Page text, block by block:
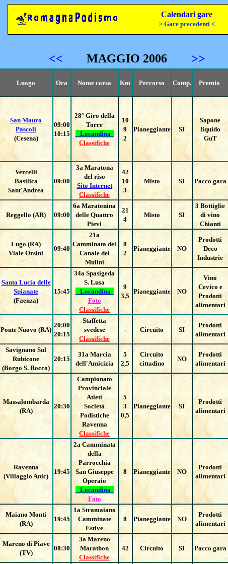
Calendari gare
> Gare precedenti <
<< MAGGIO 2006 >>
Luogo Ora Nome corsa Km Percorso Comp. Premio
San Mauro
Pascoli
(Cesena)
09:00
10:15
28° Giro della
Torre
Locandina
Classifiche
10
9
2
Pianeggiante SI
Sapone
liquido
GuT
Vercelli
Basilica
Sant'Andrea
09:00
3a Maratona
del riso
Sito Internet
Classifiche
42
10
3
Misto SI Pacco gara
Reggello (AR) 09:00
6a Maratonina
delle Quattro
Pievi
21
4
Misto SI
3 Bottiglie
di vino
Chianti
Lugo (RA)
Viale Orsini
09:40
21a
Camminata del
Canale dei
Mulini
8
2
Pianeggiante NO
Prodotti
Deco
Industrie
Santa Lucia delle
Spianate
(Faenza)
15:45
34a Spasigeda
S. Lusa
Locandina
Foto
Classifiche
9
3,5
Pianeggiante NO
Vino
Cevico e
Prodotti
alimentari
Ponte Nuovo (RA)
20:00
20:15
Staffetta
svedese
Classifiche
- Circuito SI
Prodotti
alimentari
Savignano Sul
Rubicone
(Borgo S. Rocco)
20:15
31a Marcia
dell'Amicizia
5
2,5
Circuito
cittadino
NO
Prodotti
alimentari
Massalombarda
(RA)
20:30
Campionato
Provinciale
Atleti
Società
Podistiche
Ravenna
Classifiche
5
3
0,5
Pianeggiante SI
Prodotti
alimentari
Ravenna
(Villaggio Anic)
19:45
2a Camminata
della
Parrocchia
San Giuseppe
Operaio
Locandina
Foto
8 Pianeggiante NO
Prodotti
alimentari
Maiano Monti
(RA)
19:45
1a Stramaiano
Camminate
Estive
8 Pianeggiante NO
Prodotti
alimentari
Mareno di Piave
(TV)
08:30
3a Mareno
Marathon
Classifiche
42 Circuito SI Pacco gara